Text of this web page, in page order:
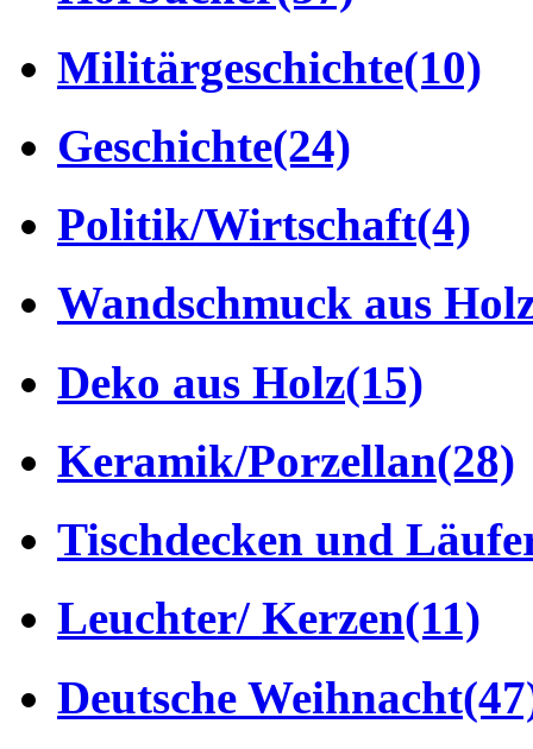
Militärgeschichte(10)
Geschichte(24)
Politik/Wirtschaft(4)
Wandschmuck aus
Deko aus Holz(15)
Keramik/Porzellan(28)
Tischdecken und
Leuchter/ Kerzen(11)
Deutsche Weihnacht